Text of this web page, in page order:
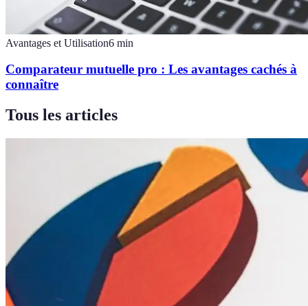
Avantages et Utilisation6 min
Comparateur mutuelle pro : Les avantages cachés à
connaître
Tous les articles